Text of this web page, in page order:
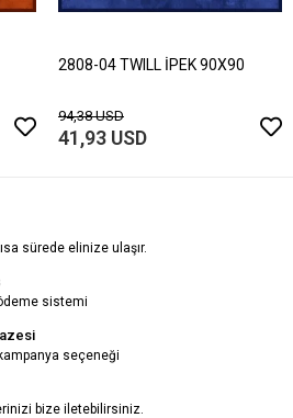
2808-04 TWILL İPEK 90X90
94,38 USD
41,93 USD
sürede elinize ulaşır.
sistemi
seçeneği
bize iletebilirsiniz.